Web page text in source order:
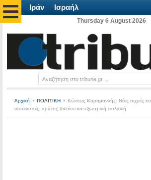
Ιράν Ισραήλ
Thursday 6 August 2026
Αρχική ΠΟΛΙΤΙΚΗ
Κώστας Καραμανλής: Νέες αιχμές
υποκλοπές, κράτος δικαίου και εξωτερική πολιτική